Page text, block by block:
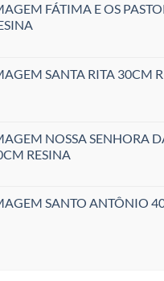
FÁTIMA E OS
SANTA RITA 30CM
NOSSA SENHORA
RESINA
SANTO ANTÔNIO